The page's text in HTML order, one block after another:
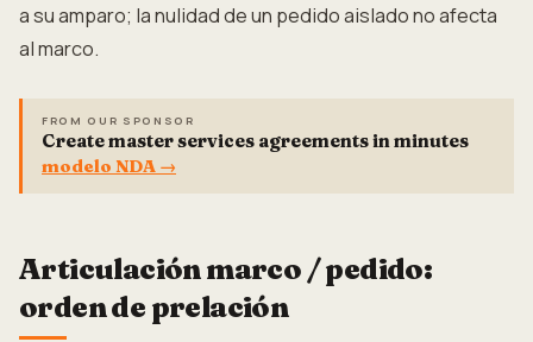
a su amparo; la nulidad de un pedido aislado no afecta
al marco.
FROM OUR SPONSOR
Create master services agreements in minutes
modelo NDA →
Articulación marco / pedido:
orden de prelación